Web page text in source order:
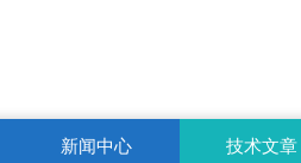
新闻中心 技术文章